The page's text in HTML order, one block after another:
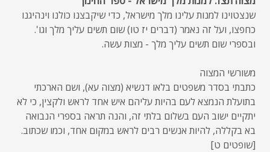
שנצטוינו למנות עלינו מלך מישראל, כדי שיקבצנו כולנו וינהיגנו
כחפצו, ועל זה נאמר (דברים יז טו) שום תשים עליך מלך וגו'.
ובספרי שום תשים עליך מלך - מצות עשה.
משורשי המצוה
כתבתי בסדר משפטים בלאו דנשיא (מצוה עא), ושם הארכתי
בתועלת הנמצא לעם בהיות עליהם איש אחד לראש ולקצין, כי לא
יתקיים ישוב העם בשלום בלתי זה, והנה תראה בספרי הנבואה
בא בקללה, להיות אנשים רבים לראש במקום אחד, וכמו שכתוב.
[שופטים ט]